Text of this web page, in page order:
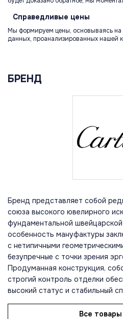
Справедливые цены
Мы формируем цены, основываясь на
данных, проанализированных нашей
БРЕНД
Бренд представляет собой
союза высокого ювелирного
фундаментальной швейцарской
особенность мануфактуры
с нетипичными
безупречные с точки зрения
Продуманная конструкция,
строгий контроль отделки
высокий статус и стабильный
Все